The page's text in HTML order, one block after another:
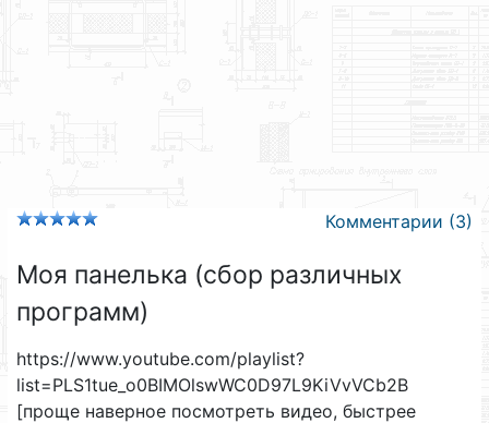
Комментарии (3)
Моя панелька (сбор различных
программ)
https://www.youtube.com/playlist?
list=PLS1tue_o0BIMOlswWC0D97L9KiVvVCb2B
[проще наверное посмотреть видео, быстрее